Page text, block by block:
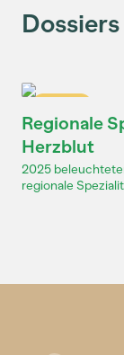
Regionale
Herzblut
2025
regionale